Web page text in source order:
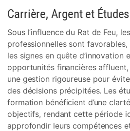
Carrière, Argent et Études
Sous l’influence du Rat de Feu,
professionnelles sont
les signes en quête d’innovation
opportunités financières affluent,
une gestion rigoureuse pour
des décisions précipitées. Les
formation bénéficient d’une
objectifs, rendant cette période
approfondir leurs compétences